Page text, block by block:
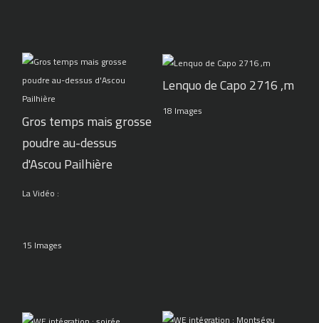
Gros temps mais grosse
poudre au-dessus
d'Ascou Pailhière
La Vidéo :
15 Images
Lenquo de Capo 2716 ,m
18 Images